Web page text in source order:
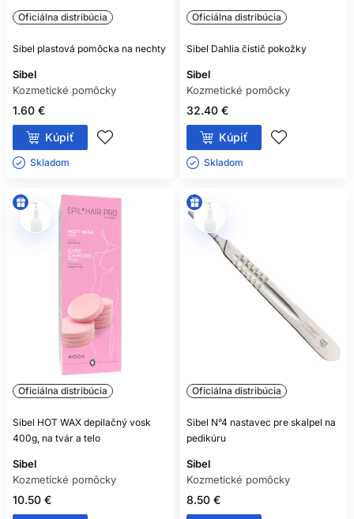
Oficiálna distribúcia
Sibel plastová pomôcka na nechty
Sibel
Kozmetické pomôcky
1.60 €
Kúpiť
Skladom ㅤ
Oficiálna distribúcia
Sibel Dahlia čistič pokožky
Sibel
Kozmetické pomôcky
32.40 €
Kúpiť
Skladom ㅤ
Oficiálna distribúcia
Sibel HOT WAX depilačný vosk
400g, na tvár a telo
Sibel
Kozmetické pomôcky
10.50 €
Oficiálna distribúcia
Sibel N°4 nastavec pre skalpel na
pedikúru
Sibel
Kozmetické pomôcky
8.50 €